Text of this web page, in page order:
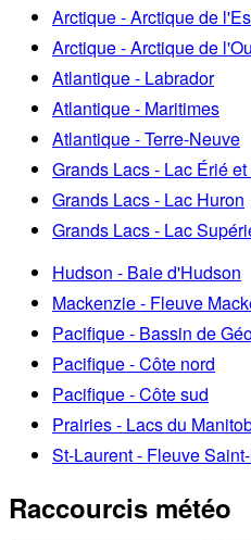
Arctique - Arctique de
Arctique - Arctique de
Atlantique - Labrador
Atlantique - Maritimes
Atlantique - Terre-Neuve
Grands Lacs - Lac Érié
Grands Lacs - Lac Huron
Grands Lacs - Lac
Hudson - Baie d'Hudson
Mackenzie - Fleuve
Pacifique - Bassin de
Pacifique - Côte nord
Pacifique - Côte sud
Prairies - Lacs du
St-Laurent - Fleuve
Raccourcis météo